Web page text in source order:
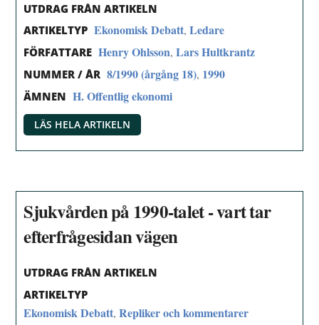
UTDRAG FRÅN ARTIKELN
ARTIKELTYP Ekonomisk Debatt,Ledare
FÖRFATTARE Henry Ohlsson,Lars Hultkrantz
NUMMER / ÅR 8/1990 (årgång 18), 1990
ÄMNEN H. Offentlig ekonomi
LÄS HELA ARTIKELN
Sjukvården på 1990-talet - vart tar
efterfrågesidan vägen
UTDRAG FRÅN ARTIKELN
ARTIKELTYP
Ekonomisk Debatt,Repliker och kommentarer